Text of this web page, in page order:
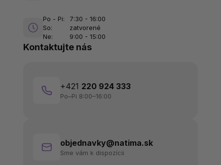
Kontaktujte nás
+421 220 924 333
Po–Pi 8:00–16:00
objednavky@natima.sk
Sme vám k dispozícii
Po - Pi:
7:30 - 16:00
So:
zatvorené
Ne:
9:00 - 15:00